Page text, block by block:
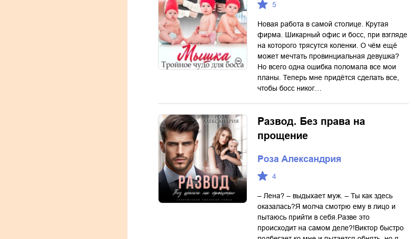
5
Новая работа в самой столице. Крутая
фирма. Шикарный офис и босс, при взгляде
на которого трясутся коленки. О чём ещё
может мечтать провинциальная девушка?
Но всего одна ошибка поломала все мои
планы. Теперь мне придётся сделать все,
чтобы босс никог…
Развод. Без права на
прощение
Роза Александрия
4
– Лена? – выдыхает муж. – Ты как здесь
оказалась?Я молча смотрю ему в лицо и
пытаюсь прийти в себя.Разве это
происходит на самом деле?!Виктор быстро